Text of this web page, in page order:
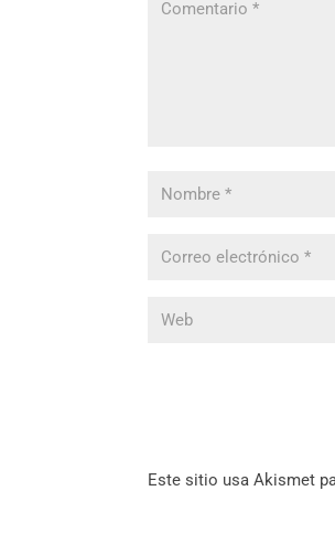
Este sitio usa Akismet